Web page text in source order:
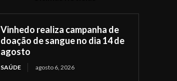
Vinhedo realiza campanha de
doação de sangue no dia 14 de
agosto
SAÚDE agosto 6, 2026